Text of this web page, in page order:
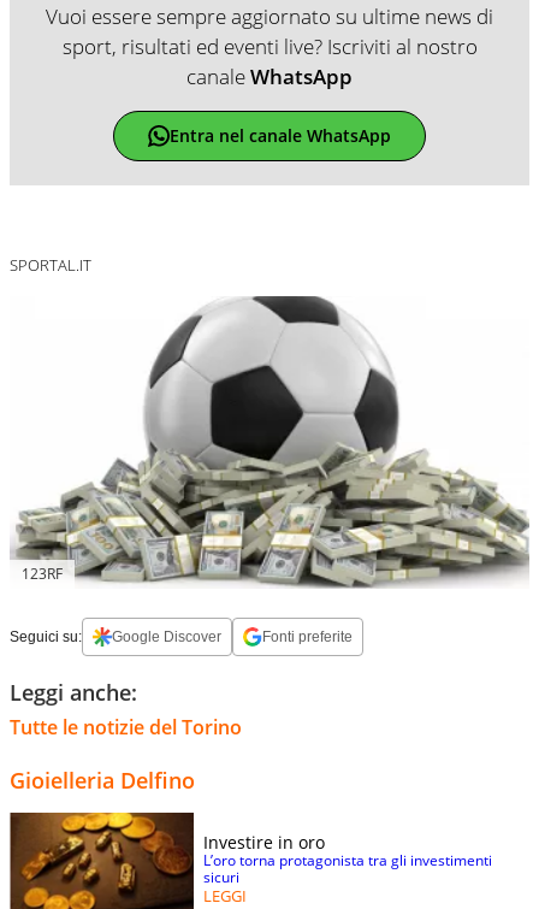
Vuoi essere sempre aggiornato su ultime news di
sport, risultati ed eventi live? Iscriviti al nostro
canaleWhatsApp
Entra nel canale WhatsApp
SPORTAL.IT
123RF
Seguici su: Google Discover Fonti preferite
Leggi anche:
Tutte le notizie del Torino
Gioielleria Delfino
Investire in oro
L’oro torna protagonista tra gli investimenti
sicuri
LEGGI